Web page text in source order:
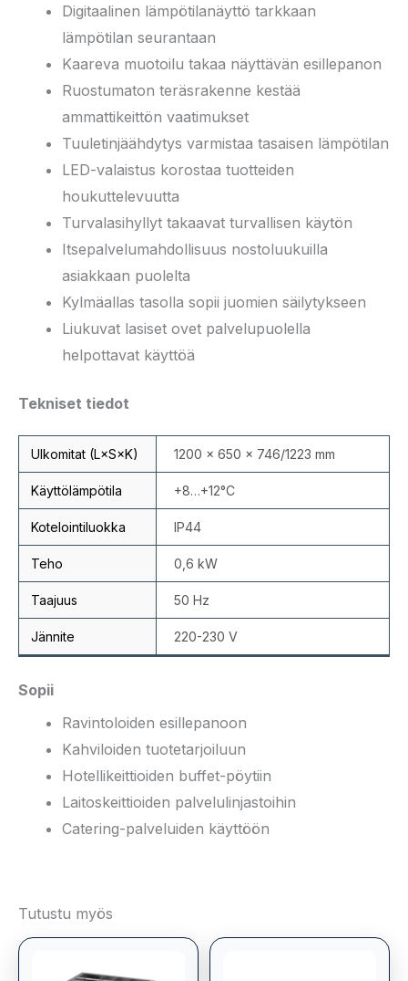
Digitaalinen lämpötilanäyttö tarkkaan
lämpötilan seurantaan
Kaareva muotoilu takaa näyttävän esillepanon
Ruostumaton teräsrakenne kestää
ammattikeittön vaatimukset
Tuuletinjäähdytys varmistaa tasaisen lämpötilan
LED-valaistus korostaa tuotteiden
houkuttelevuutta
Turvalasihyllyt takaavat turvallisen käytön
Itsepalvelumahdollisuus nostoluukuilla
asiakkaan puolelta
Kylmäallas tasolla sopii juomien säilytykseen
Liukuvat lasiset ovet palvelupuolella
helpottavat käyttöä
Tekniset tiedot
Ulkomitat (L×S×K) 1200 × 650 × 746/1223 mm
Käyttölämpötila +8…+12°C
Kotelointiluokka IP44
Teho 0,6 kW
Taajuus 50 Hz
Jännite 220-230 V
Sopii
Ravintoloiden esillepanoon
Kahviloiden tuotetarjoiluun
Hotellikeittioiden buffet-pöytiin
Laitoskeittioiden palvelulinjastoihin
Catering-palveluiden käyttöön
Tutustu myös